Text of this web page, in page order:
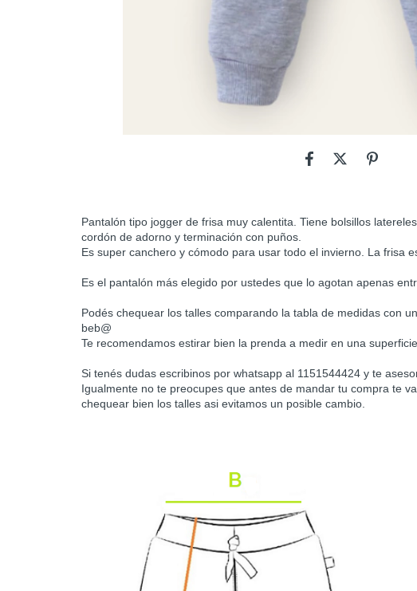
Pantalón tipo jogger de frisa muy calentita. Tiene bolsillos
cordón de adorno y terminación con puños.
Es super canchero y cómodo para usar todo el invierno. La frisa
Es el pantalón más elegido por ustedes que lo agotan apenas
Podés chequear los talles comparando la tabla de medidas con
beb@
Te recomendamos estirar bien la prenda a medir en una superficie
Si tenés dudas escribinos por whatsapp al 1151544424 y te
Igualmente no te preocupes que antes de mandar tu compra te
chequear bien los talles asi evitamos un posible cambio.